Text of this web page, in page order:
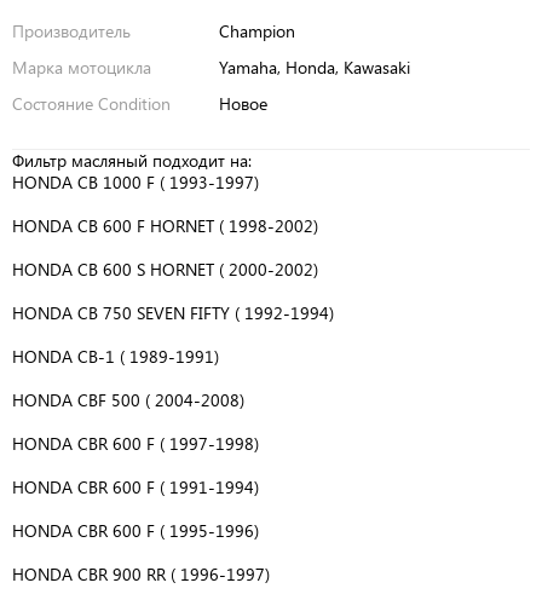
Производитель
Champion
Марка мотоцикла
Yamaha, Honda, Kawasaki
Состояние Condition
Новое
Фильтр масляный подходит на:
HONDA CB 1000 F ( 1993-1997)
HONDA CB 600 F HORNET ( 1998-2002)
HONDA CB 600 S HORNET ( 2000-2002)
HONDA CB 750 SEVEN FIFTY ( 1992-1994)
HONDA CB-1 ( 1989-1991)
HONDA CBF 500 ( 2004-2008)
HONDA CBR 600 F ( 1997-1998)
HONDA CBR 600 F ( 1991-1994)
HONDA CBR 600 F ( 1995-1996)
HONDA CBR 900 RR ( 1996-1997)